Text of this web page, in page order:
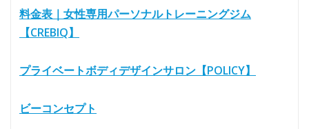
料金表｜女性専用パーソナルトレーニングジム
【CREBIQ】
プライベートボディデザインサロン【POLICY】
ビーコンセプト